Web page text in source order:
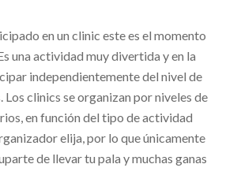
en un clinic este es el momento
una actividad muy divertida y en la
independientemente del nivel de
Los clinics se organizan por niveles de
en función del tipo de actividad
elija, por lo que únicamente
de llevar tu pala y muchas ganas